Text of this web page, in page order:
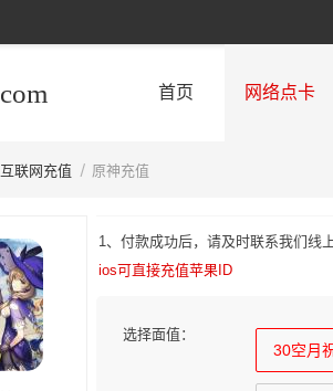
首页 网络点卡
互联网充值 原神充值
1、付款成功后，请及时联系我们线
ios可直接充值苹果ID
选择面值：
30空月